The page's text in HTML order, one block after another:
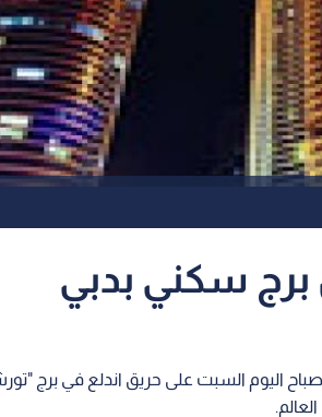
برج سكني بدبي
اليوم السبت على حريق اندلع في برج